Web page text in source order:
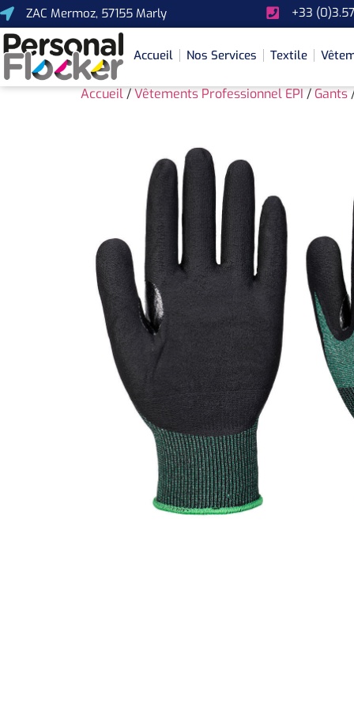
ZAC Mermoz, 57155 Marly +33
Accueil Nos Services Textile
Accueil/Vêtements Professionnel EPI/Gants/